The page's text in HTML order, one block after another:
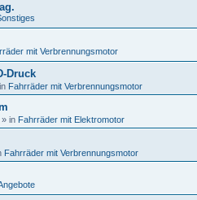
mit Verbrennungsmotor
Druck
Fahrräder mit Verbrennungsmotor
» in Fahrräder mit Elektromotor
Fahrräder mit Verbrennungsmotor